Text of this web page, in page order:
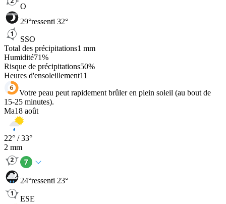
O
29°ressenti 32°
SSO
Total des précipitations1 mm
Humidité71%
Risque de précipitations50%
Heures d'ensoleillement11
Votre peau peut rapidement brûler en plein soleil (au bout de
15-25 minutes).
Ma18 août
22° /33°
2 mm
24°ressenti 23°
ESE